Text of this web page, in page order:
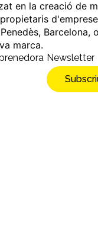
en la creació de
Barcelona,
marca.
Newsletter